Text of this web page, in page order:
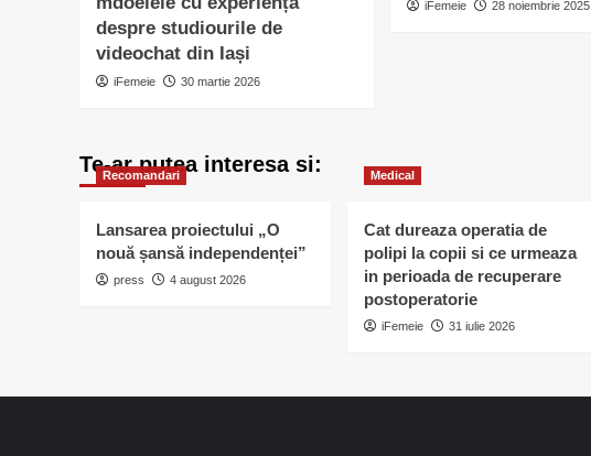
despre studiourile de
videochat din Iași
iFemeie 30 martie 2026
iFemeie 28 noiembrie 2025
Te-ar putea interesa si:
Recomandari
Lansarea proiectului „O
nouă șansă independenței”
press 4 august 2026
Medical
Cat dureaza operatia de
polipi la copii si ce urmeaza
in perioada de recuperare
postoperatorie
iFemeie 31 iulie 2026